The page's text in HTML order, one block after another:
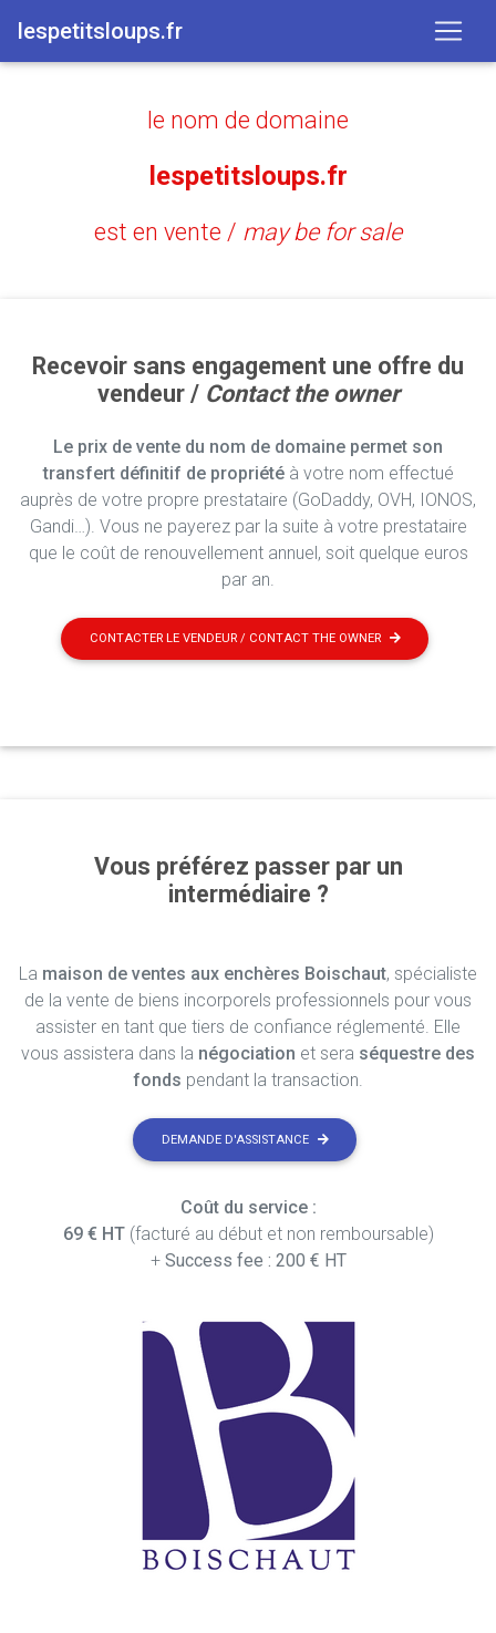
lespetitsloups.fr
le nom de domaine
lespetitsloups.fr
est en vente / may be for sale
Recevoir sans engagement une offre du
vendeur / Contact the owner
Le prix de vente du nom de domaine permet son
transfert définitif de propriétéà votre nom effectué
auprès de votre propre prestataire (GoDaddy, OVH, IONOS,
Gandi…). Vous ne payerez par la suite à votre prestataire
que le coût de renouvellement annuel, soit quelque euros
par an.
CONTACTER LE VENDEUR / CONTACT THE OWNER
Vous préférez passer par un
intermédiaire ?
La maison de ventes aux enchères Boischaut, spécialiste
de la vente de biens incorporels professionnels pour vous
assister en tant que tiers de confiance réglementé. Elle
vous assistera dans la négociation et sera séquestre des
fonds pendant la transaction.
DEMANDE D'ASSISTANCE
Coût du service :
69 € HT(facturé au début et non remboursable)
+ Success fee : 200 € HT